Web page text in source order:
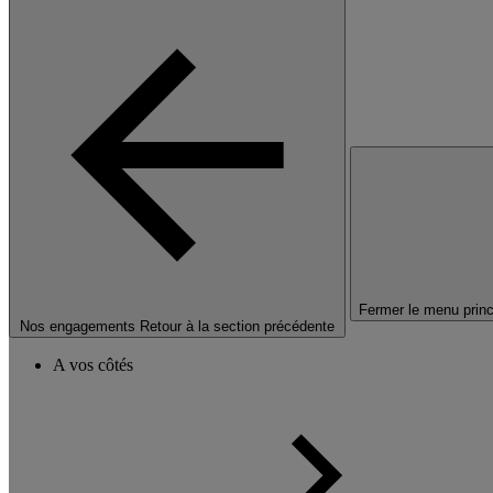
Nos engagements Retour à la section précédente
Fermer le menu
A vos côtés